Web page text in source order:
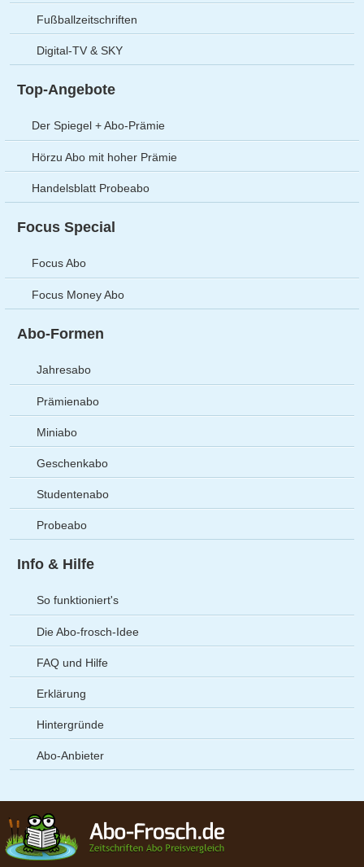
Fußballzeitschriften
Digital-TV & SKY
Top-Angebote
Der Spiegel + Abo-Prämie
Hörzu Abo mit hoher Prämie
Handelsblatt Probeabo
Focus Special
Focus Abo
Focus Money Abo
Abo-Formen
Jahresabo
Prämienabo
Miniabo
Geschenkabo
Studentenabo
Probeabo
Info & Hilfe
So funktioniert's
Die Abo-frosch-Idee
FAQ und Hilfe
Erklärung
Hintergründe
Abo-Anbieter